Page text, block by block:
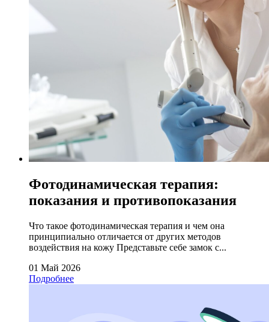
Фотодинамическая терапия:
показания и противопоказания
Что такое фотодинамическая терапия и чем она
принципиально отличается от других методов
воздействия на кожу Представьте себе замок с...
01 Май 2026
Подробнее